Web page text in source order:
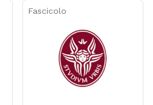
Fascicolo